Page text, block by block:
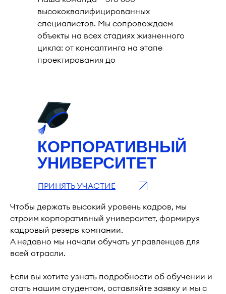
высококвалифицированных
специалистов. Мы сопровождаем
объекты на всех стадиях жизненного
цикла: от консалтинга на этапе
проектирования до
КОРПОРАТИВНЫЙ
УНИВЕРСИТЕТ
ПРИНЯТЬ УЧАСТИЕ
Чтобы держать высокий уровень кадров, мы
строим корпоративный университет, формируя
кадровый резерв компании.
А недавно мы начали обучать управленцев для
всей отрасли.
Если вы хотите узнать подробности об обучении и
стать нашим студентом, оставляйте заявку и мы с